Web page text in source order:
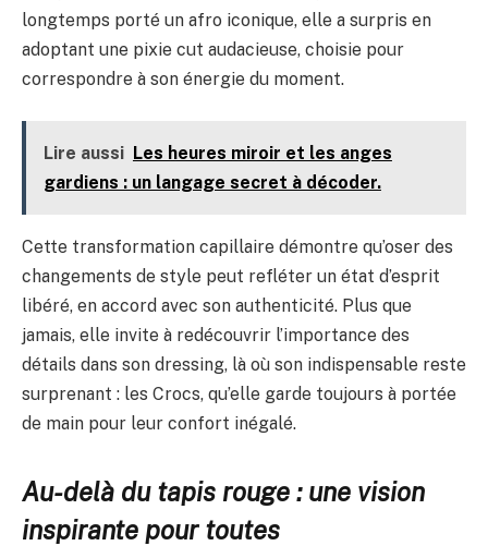
longtemps porté un afro iconique, elle a surpris en
adoptant une pixie cut audacieuse, choisie pour
correspondre à son énergie du moment.
Lire aussi Les heures miroir et les anges
gardiens : un langage secret à décoder.
Cette transformation capillaire démontre qu’oser des
changements de style peut refléter un état d’esprit
libéré, en accord avec son authenticité. Plus que
jamais, elle invite à redécouvrir l’importance des
détails dans son dressing, là où son indispensable reste
surprenant : les Crocs, qu’elle garde toujours à portée
de main pour leur confort inégalé.
Au-delà du tapis rouge : une vision
inspirante pour toutes